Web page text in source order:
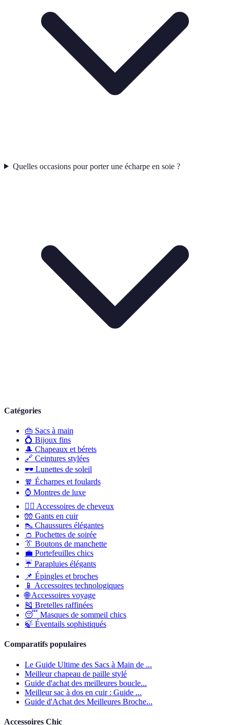
Quelles occasions pour porter une écharpe en soie ?
Catégories
👜 Sacs à main
💍 Bijoux fins
🎩 Chapeaux et bérets
🔗 Ceintures stylées
🕶️ Lunettes de soleil
🧣 Écharpes et foulards
⌚ Montres de luxe
💇‍♀️ Accessoires de cheveux
🧤 Gants en cuir
👠 Chaussures élégantes
👛 Pochettes de soirée
👔 Boutons de manchette
💼 Portefeuilles chics
☔ Parapluies élégants
📌 Épingles et broches
📱 Accessoires technologiques
🌐 Accessoires voyage
🎽 Bretelles raffinées
😴 Masques de sommeil chics
🍃 Éventails sophistiqués
Comparatifs populaires
Le Guide Ultime des Sacs à Main de ...
Meilleur chapeau de paille stylé
Guide d'achat des meilleures boucle...
Meilleur sac à dos en cuir : Guide ...
Guide d'Achat des Meilleures Broche...
Accessoires Chic